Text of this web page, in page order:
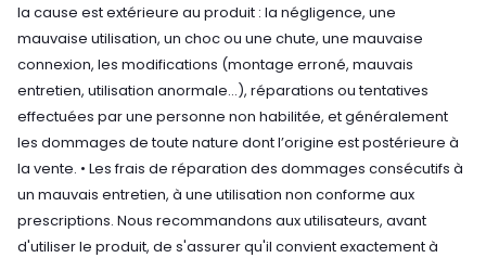
la cause est extérieure au produit : la négligence, une
mauvaise utilisation, un choc ou une chute, une mauvaise
connexion, les modifications (montage erroné, mauvais
entretien, utilisation anormale…), réparations ou tentatives
effectuées par une personne non habilitée, et généralement
les dommages de toute nature dont l’origine est postérieure à
la vente. • Les frais de réparation des dommages consécutifs à
un mauvais entretien, à une utilisation non conforme aux
prescriptions. Nous recommandons aux utilisateurs, avant
d'utiliser le produit, de s'assurer qu'il convient exactement à